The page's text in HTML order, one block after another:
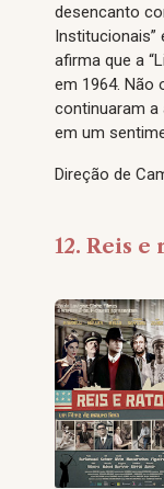
desencanto
Institucionais”
afirma que a
em 1964. Não
continuaram a
em um
Direção de
12. Reis e